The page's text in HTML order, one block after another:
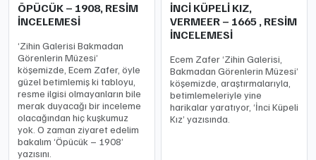
ÖPÜCÜK – 1908, RESİM
İNCELEMESİ
‘Zihin Galerisi Bakmadan
Görenlerin Müzesi’
köşemizde, Ecem Zafer, öyle
güzel betimlemiş ki tabloyu,
resme ilgisi olmayanların bile
merak duyacağı bir inceleme
olacağından hiç kuşkumuz
yok. O zaman ziyaret edelim
bakalım ‘Öpücük – 1908’
yazısını.
İNCİ KÜPELİ KIZ,
VERMEER – 1665 , RESİM
İNCELEMESİ
Ecem Zafer ‘Zihin Galerisi,
Bakmadan Görenlerin Müzesi’
köşemizde, araştırmalarıyla,
betimlemeleriyle yine
harikalar yaratıyor, ‘İnci Küpeli
Kız’ yazısında.